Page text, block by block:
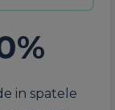
in spatele